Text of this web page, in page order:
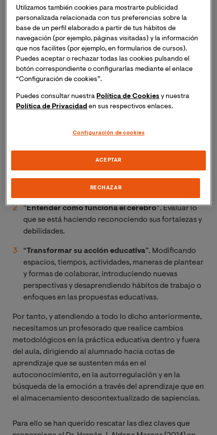
de un profesor que pase de ser un relator y transmisor
de conocimientos hacia un profesor experimentado en
el funcionamiento del cerebro, pero podríamos
preguntarnos ¿Para qué le sirve a un profesor saber
cómo aprende el cerebro? La solución a esta pregunta
nos la proporciona Forés y Trinidad (2017, p. 31-32)
cuando indican “hay tantas respuestas como cerebros
para responder a esta pregunta”. Además dividen en
tres fases los beneficios que se proporciona a los
Metaenseñanza respecto a una reflexión profunda
sobre su práctica de enseñanza cotidiana.
“Entender cómo funciona el cerebro”. Evaluar lo
que se está haciendo reconociendo sus fortalezas y
debilidades.
“Transformar su acción educativa”. Modificando
espacios, tiempos, actividades, maneras de plantear
y formas de colaborar, introduciendo nuevas
perspectivas y desaprendiendo hábitos de trabajo o
enfoques en las propuestas educativas.
Por tanto, y atendiendo a todo lo dicho anteriormente,
necesitamos un profesorado que realice cambios
metodológicos en la práctica educativa dentro y fuera
del aula, dirigiendo al alumnado hacia cotas de
aprendizaje que se sustenten más en el
autoconocimiento, en la autorregulación y en la
búsqueda de la emoción a través del aprendizaje que en
el almacenamiento descontextualizado de sapiencias.
Para ello se han querido rescatar las diez claves que
Utilizamos también cookies para mostrarte publicidad
personalizada relacionada con tus preferencias sobre la
base de un perfil elaborado a partir de tus hábitos de
navegación (por ejemplo, páginas visitadas) y la información
que nos facilites (por ejemplo, en formularios de cursos).
Puedes aceptar o rechazar todas las cookies pulsando el
botón correspondiente o configurarlas mediante el enlace
“Configuración de cookies”.
Puedes consultar nuestra Política de Cookies y nuestra
Política de Privacidad en sus respectivos enlaces.
Configuración de cookies
RECHAZAR
ACEPTAR